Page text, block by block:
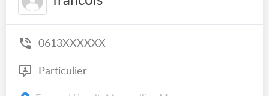
0613XXXXXX
Particulier